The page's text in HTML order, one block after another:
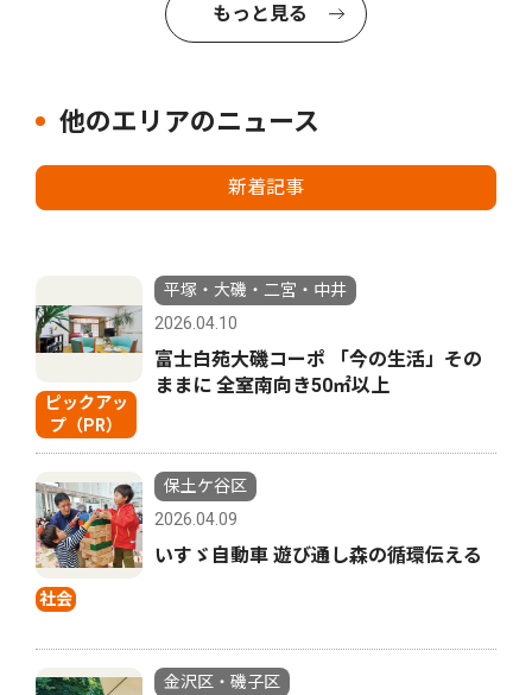
もっと見る
他のエリアのニュース
新着記事
ピックアッ
プ（PR）
平塚・大磯・二宮・中井
2026.04.10
富士白苑大磯コーポ 「今の生活」その
ままに 全室南向き50㎡以上
社会
保土ケ谷区
2026.04.09
いすゞ自動車 遊び通し森の循環伝える
金沢区・磯子区